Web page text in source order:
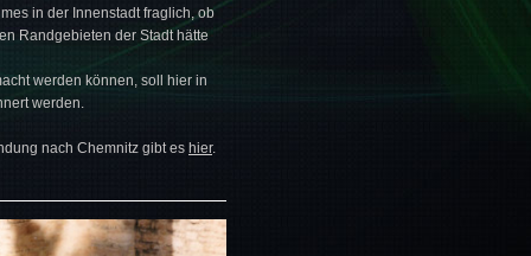
in der Innenstadt fraglich, ob
Randgebieten der Stadt hätte
werden können, soll hier in
werden.
nach Chemnitz gibt es hier.